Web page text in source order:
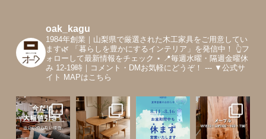
oak_kagu
1984年創業｜山梨県で厳選された木工家具をご用意してい
ます🌿 「暮らしを豊かにするインテリア」を発信中！
👆フ
ォローして最新情報をチェック ⋆ 📍毎週水曜・隔週金曜休
み 12-19時｜コメント・DMお気軽にどうぞ！
--- ▼公式サ
イト MAPはこちら